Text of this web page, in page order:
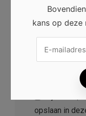
E-mail *
Website
opslaan in
kans op deze